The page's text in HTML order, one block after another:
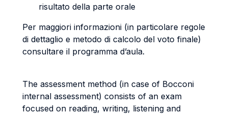
risultato della parte orale
Per maggiori informazioni (in particolare regole
di dettaglio e metodo di calcolo del voto finale)
consultare il programma d’aula.
The assessment method (in case of Bocconi
internal assessment) consists of an exam
focused on reading, writing, listening and